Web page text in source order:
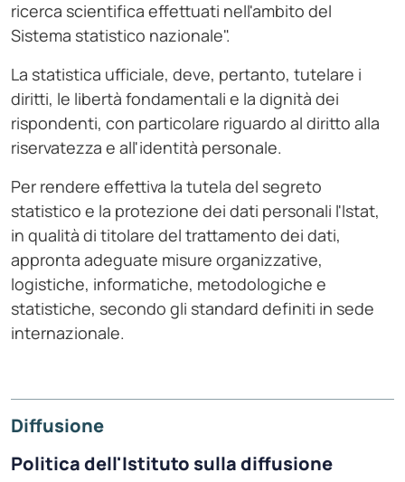
ricerca scientifica effettuati nell'ambito del
Sistema statistico nazionale".
La statistica ufficiale, deve, pertanto, tutelare i
diritti, le libertà fondamentali e la dignità dei
rispondenti, con particolare riguardo al diritto alla
riservatezza e all'identità personale.
Per rendere effettiva la tutela del segreto
statistico e la protezione dei dati personali l'Istat,
in qualità di titolare del trattamento dei dati,
appronta adeguate misure organizzative,
logistiche, informatiche, metodologiche e
statistiche, secondo gli standard definiti in sede
internazionale.
Diffusione
Politica dell'Istituto sulla diffusione